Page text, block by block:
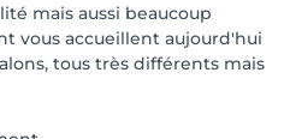
mais aussi beaucoup
vous accueillent aujourd'hui
tous très différents mais